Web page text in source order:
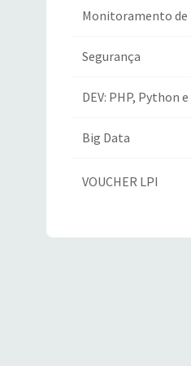
Monitoramento de
Segurança
DEV: PHP, Python e
Big Data
VOUCHER LPI